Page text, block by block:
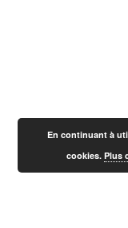
En continuant à
cookies.Plus